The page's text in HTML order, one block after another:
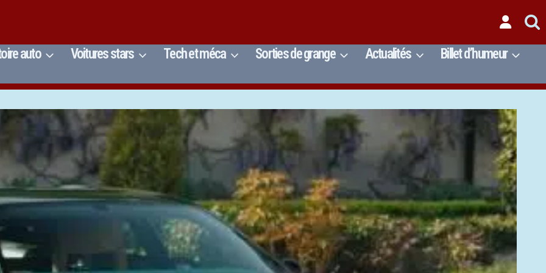
auto Voitures stars Tech et méca Sorties de grange Actualités
Billet d’humeur